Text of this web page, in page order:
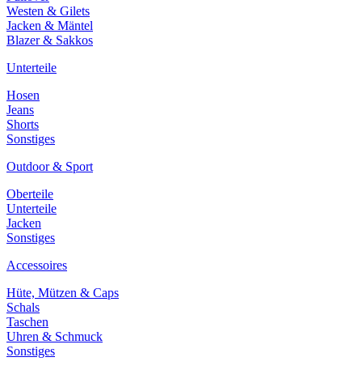
Westen & Gilets
Jacken & Mäntel
Blazer & Sakkos
Unterteile
Hosen
Jeans
Shorts
Sonstiges
Outdoor & Sport
Oberteile
Unterteile
Jacken
Sonstiges
Accessoires
Hüte, Mützen & Caps
Schals
Taschen
Uhren & Schmuck
Sonstiges